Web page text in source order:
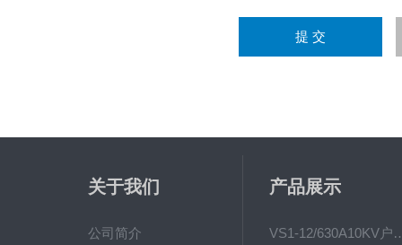
关于我们
公司简介
产品展示
VS1-12/630A10KV